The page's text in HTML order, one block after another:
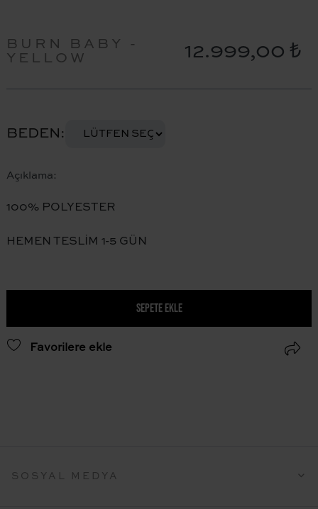
BURN BABY -
YELLOW
12.999,00 ₺
BEDEN
Açıklama:
100% POLYESTER
HEMEN TESLİM 1-5 GÜN
SEPETE EKLE
Favorilere ekle
SOSYAL MEDYA